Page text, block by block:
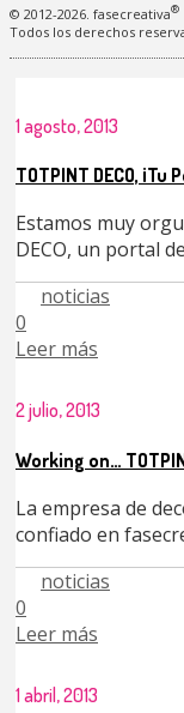
© 2012-2026. fasecreativa®
Todos los derechos
1 agosto, 2013
TOTPINT DECO,
Estamos muy
DECO, un portal
noticias
0
Leer más
2 julio, 2013
Working on…
La empresa de
confiado en
noticias
0
Leer más
1 abril, 2013